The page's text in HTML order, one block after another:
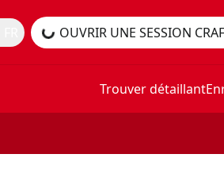
OUVRIR UNE SESSION
Trouver détaillant